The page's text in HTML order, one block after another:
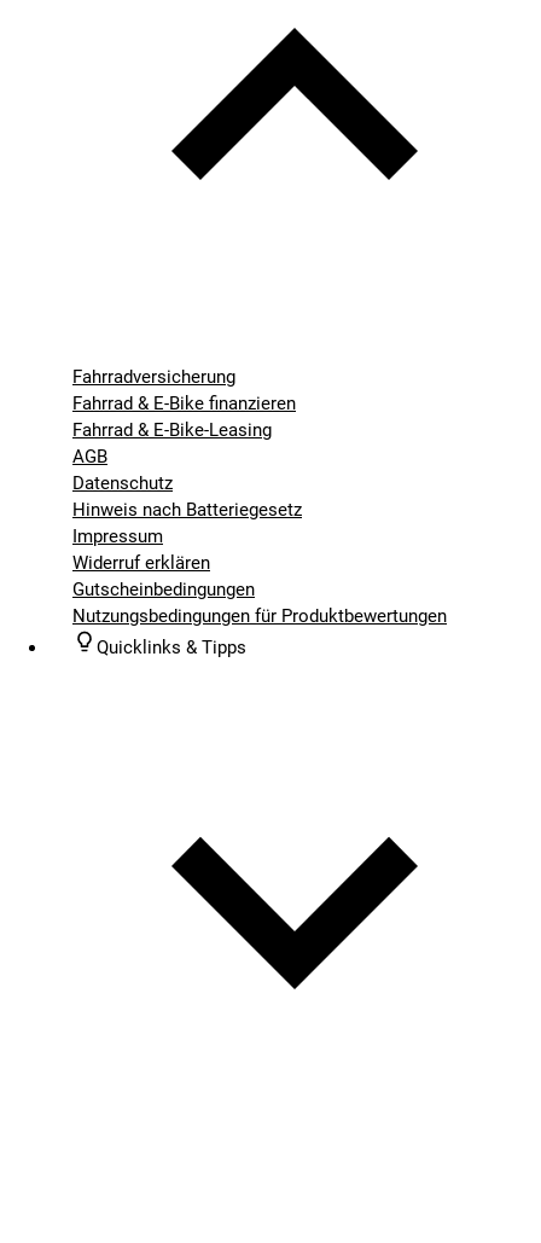
Fahrradversicherung
Fahrrad & E-Bike finanzieren
Fahrrad & E-Bike-Leasing
AGB
Datenschutz
Hinweis nach Batteriegesetz
Impressum
Widerruf erklären
Gutscheinbedingungen
Nutzungsbedingungen für Produktbewertungen
Quicklinks & Tipps